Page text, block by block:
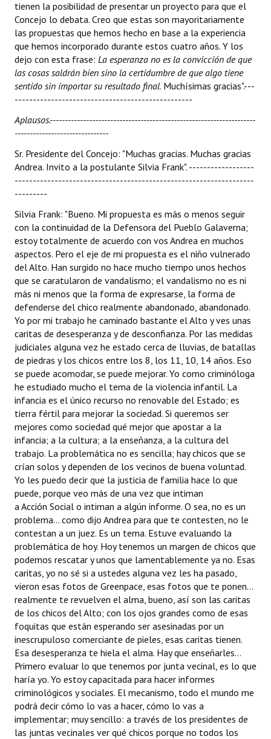
tienen la posibilidad de presentar un proyecto para que el
Concejo lo debata. Creo que estas son mayoritariamente
las propuestas que hemos hecho en base a la experiencia
que hemos incorporado durante estos cuatro años. Y los
dejo con esta frase: La esperanza no es la convicción de que
las cosas saldrán bien sino la certidumbre de que algo tiene
sentido sin importar su resultado final. Muchísimas gracias".---
-------------------------------------------------
Aplausos.--------------------------------------------------------------------
-------------------------------
Sr. Presidente del Concejo: "Muchas gracias. Muchas gracias
Andrea. Invito a la postulante Silvia Frank". ------------------
------------------------------------------------------------------
---------
Silvia Frank: "Bueno. Mi propuesta es más o menos seguir
con la continuidad de la Defensora del Pueblo Galaverna;
estoy totalmente de acuerdo con vos Andrea en muchos
aspectos. Pero el eje de mi propuesta es el niño vulnerado
del Alto. Han surgido no hace mucho tiempo unos hechos
que se caratularon de vandalismo; el vandalismo no es ni
más ni menos que la forma de expresarse, la forma de
defenderse del chico realmente abandonado, abandonado.
Yo por mi trabajo he caminado bastante el Alto y ves unas
caritas de desesperanza y de desconfianza. Por las medidas
judiciales alguna vez he estado cerca de lluvias, de batallas
de piedras y los chicos entre los 8, los 11, 10, 14 años. Eso
se puede acomodar, se puede mejorar. Yo como criminóloga
he estudiado mucho el tema de la violencia infantil. La
infancia es el único recurso no renovable del Estado; es
tierra fértil para mejorar la sociedad. Si queremos ser
mejores como sociedad qué mejor que apostar a la
infancia; a la cultura; a la enseñanza, a la cultura del
trabajo. La problemática no es sencilla; hay chicos que se
crían solos y dependen de los vecinos de buena voluntad.
Yo les puedo decir que la justicia de familia hace lo que
puede, porque veo más de una vez que intiman
a Acción Social o intiman a algún informe. O sea, no es un
problema... como dijo Andrea para que te contesten, no le
contestan a un juez. Es un tema. Estuve evaluando la
problemática de hoy. Hoy tenemos un margen de chicos que
podemos rescatar y unos que lamentablemente ya no. Esas
caritas, yo no sé si a ustedes alguna vez les ha pasado,
vieron esas fotos de Greenpace, esas fotos que te ponen...
realmente te revuelven el alma, bueno, así son las caritas
de los chicos del Alto; con los ojos grandes como de esas
foquitas que están esperando ser asesinadas por un
inescrupuloso comerciante de pieles, esas caritas tienen.
Esa desesperanza te hiela el alma. Hay que enseñarles...
Primero evaluar lo que tenemos por junta vecinal, es lo que
haría yo. Yo estoy capacitada para hacer informes
criminológicos y sociales. El mecanismo, todo el mundo me
podrá decir cómo lo vas a hacer, cómo lo vas a
implementar; muy sencillo: a través de los presidentes de
las juntas vecinales ver qué chicos porque no todos los